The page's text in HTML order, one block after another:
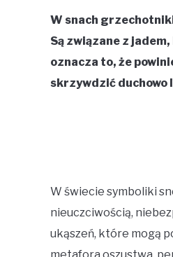
W snach
Są związane z
oznacza to, że
skrzywdzić duchowo
W świecie symboliki
nieuczciwością,
ukąszeń, które mogą